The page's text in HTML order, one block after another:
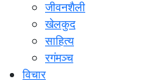
जीवनशैली
खेलकुद
साहित्य
रगंमञ्च
विचार